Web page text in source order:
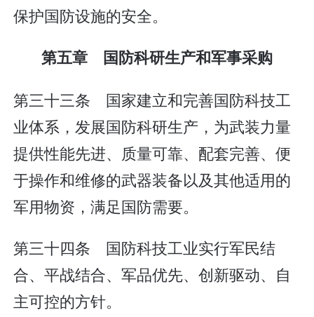
保护国防设施的安全。
第五章 国防科研生产和军事采购
第三十三条 国家建立和完善国防科技工
业体系，发展国防科研生产，为武装力量
提供性能先进、质量可靠、配套完善、便
于操作和维修的武器装备以及其他适用的
军用物资，满足国防需要。
第三十四条 国防科技工业实行军民结
合、平战结合、军品优先、创新驱动、自
主可控的方针。